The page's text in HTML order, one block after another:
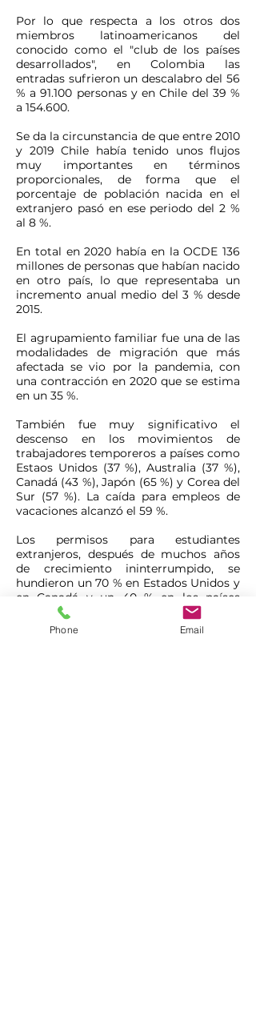
Por lo que respecta a los otros dos
miembros latinoamericanos del
conocido como el "club de los países
desarrollados", en Colombia las
entradas sufrieron un descalabro del 56
% a 91.100 personas y en Chile del 39 %
a 154.600.
Se da la circunstancia de que entre 2010
y 2019 Chile había tenido unos flujos
muy importantes en términos
proporcionales, de forma que el
porcentaje de población nacida en el
extranjero pasó en ese periodo del 2 %
al 8 %.
En total en 2020 había en la OCDE 136
millones de personas que habían nacido
en otro país, lo que representaba un
incremento anual medio del 3 % desde
2015.
El agrupamiento familiar fue una de las
modalidades de migración que más
afectada se vio por la pandemia, con
una contracción en 2020 que se estima
en un 35 %.
También fue muy significativo el
descenso en los movimientos de
trabajadores temporeros a países como
Estaos Unidos (37 %), Australia (37 %),
Canadá (43 %), Japón (65 %) y Corea del
Sur (57 %). La caída para empleos de
vacaciones alcanzó el 59 %.
Los permisos para estudiantes
extranjeros, después de muchos años
de crecimiento ininterrumpido, se
hundieron un 70 % en Estados Unidos y
en Canadá y un 40 % en los países
europeos.
Phone Email